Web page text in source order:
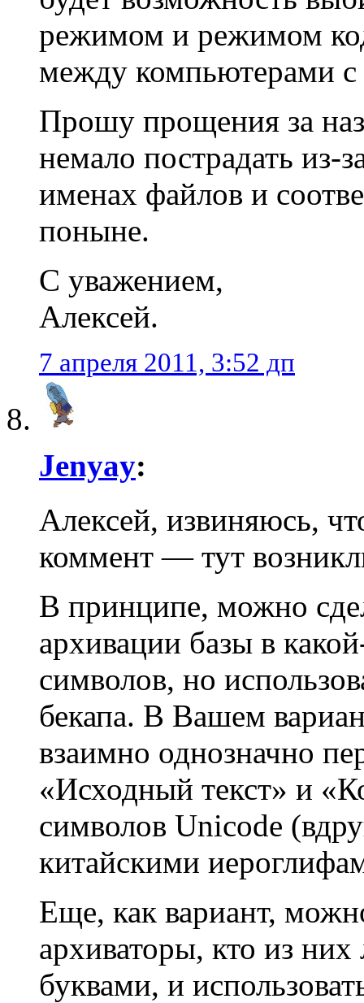
режимом и режимом
между компьютерами
Прошу прощения за
немало пострадать из-
именах файлов и
поныне.
С уважением,
Алексей.
7 апреля 2011, 3:52 дп
Jenyay:
Алексей, извиняюсь,
коммент — тут
В принципе, можно
архивации базы в
символов, но
бекапа. В Вашем
взаимно однозначно
«Исходный текст» и
символов Unicode
китайскими
Еще, как вариант,
архиваторы, кто из
буквами, и